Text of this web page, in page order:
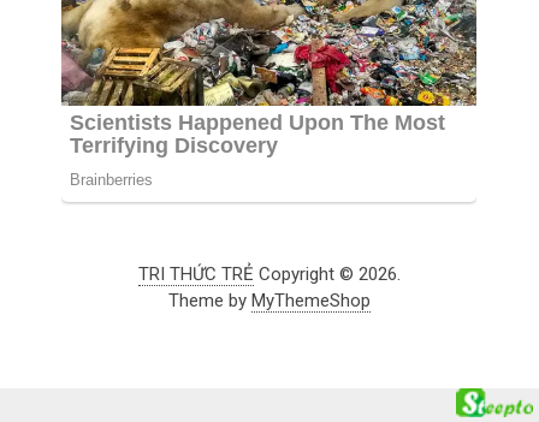
TRI THỨC TRẺ Copyright © 2026.
Theme by MyThemeShop